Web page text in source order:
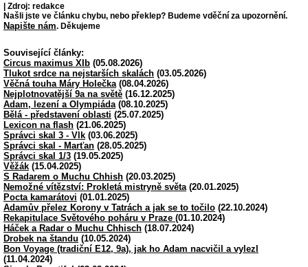
| Zdroj: redakce
Našli jste ve článku chybu, nebo překlep? Budeme vděční za upozornění.
Napište nám. Děkujeme
Související články:
Circus maximus XIb (05.08.2026)
Tlukot srdce na nejstarších skalách (03.05.2026)
Věčná touha Máry Holečka (08.04.2026)
Nejplotnovatější 9a na světě (16.12.2025)
Adam, lezení a Olympiáda (08.10.2025)
Bělá - představení oblasti (25.07.2025)
Lexicon na flash (21.06.2025)
Správci skal 3 - Vlk (03.06.2025)
Správci skal - Marťan (28.05.2025)
Správci skal 1/3 (19.05.2025)
Věžák (15.04.2025)
S Radarem o Muchu Chhish (20.03.2025)
Nemožné vítězství: Prokletá mistryně světa (20.01.2025)
Pocta kamarátovi (01.01.2025)
Adamův přelez Korony v Tatrách a jak se to točilo (22.10.2024)
Rekapitulace Světového poháru v Praze (01.10.2024)
Háček a Radar o Muchu Chhisch (18.07.2024)
Drobek na štandu (10.05.2024)
Bon Voyage (tradiční E12, 9a), jak ho Adam nacvičil a vylezl
(11.04.2024)